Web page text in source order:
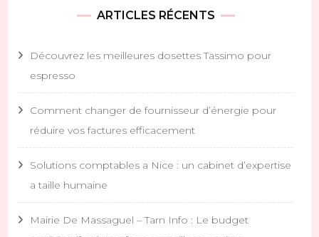
ARTICLES RÉCENTS
Découvrez les meilleures dosettes Tassimo pour
espresso
Comment changer de fournisseur d’énergie pour
réduire vos factures efficacement
Solutions comptables a Nice : un cabinet d’expertise
a taille humaine
Mairie De Massaguel – Tarn Info : Le budget